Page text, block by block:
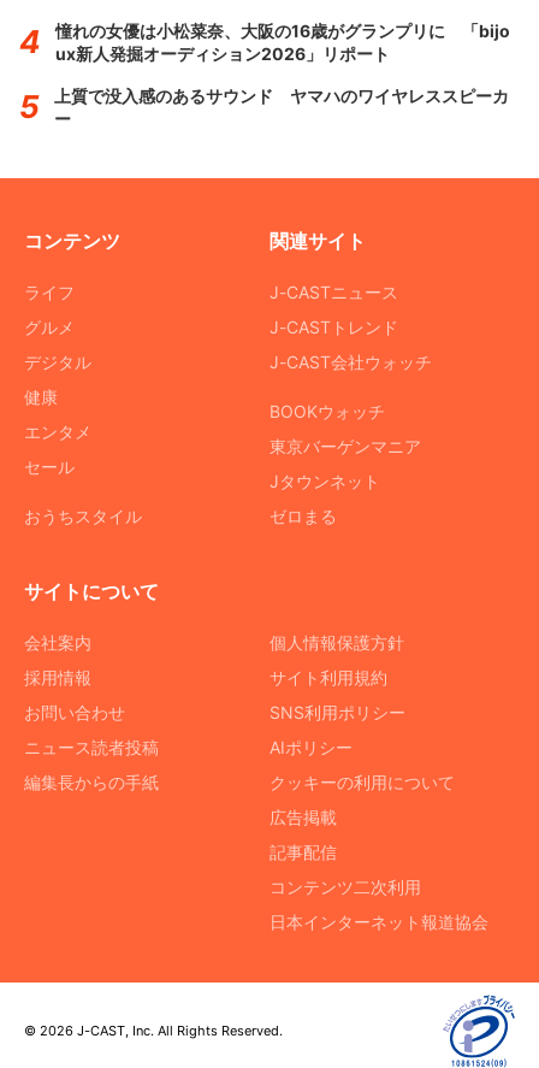
憧れの女優は小松菜奈、大阪の16歳がグランプリに 「bijo
ux新人発掘オーディション2026」リポート
上質で没入感のあるサウンド ヤマハのワイヤレススピーカ
ー
コンテンツ
ライフ
グルメ
デジタル
健康
エンタメ
セール
おうちスタイル
関連サイト
J-CASTニュース
J-CASTトレンド
J-CAST会社ウォッチ
BOOKウォッチ
東京バーゲンマニア
Jタウンネット
ゼロまる
サイトについて
会社案内
採用情報
お問い合わせ
ニュース読者投稿
編集長からの手紙
個人情報保護方針
サイト利用規約
SNS利用ポリシー
AIポリシー
クッキーの利用について
広告掲載
記事配信
コンテンツ二次利用
日本インターネット報道協会
© 2026 J-CAST, Inc. All Rights Reserved.